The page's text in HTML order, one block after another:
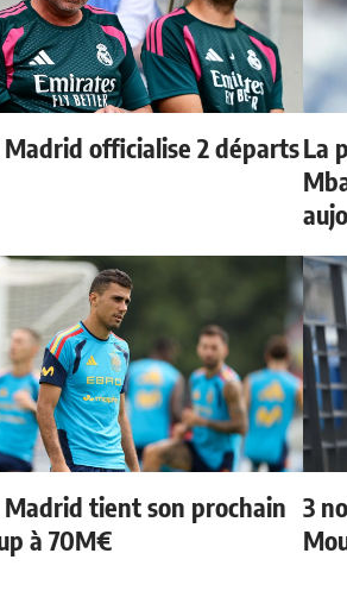
Madrid officialise 2 départsLa
Madrid tient son prochain
à 70M€
3